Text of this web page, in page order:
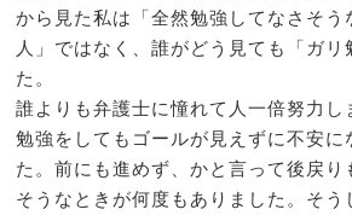
から見た私は「全然勉強してなさそう
人」ではなく、誰がどう見ても「ガリ
た。
誰よりも弁護士に憧れて人一倍努力し
勉強をしてもゴールが見えずに不安に
た。前にも進めず、かと言って後戻り
そうなときが何度もありました。そう